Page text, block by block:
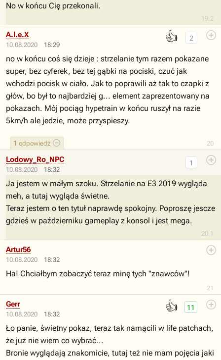
19.2
No w końcu Cię przekonali.
10.08.2020 18:29
👍
20
2
1 odpowiedź
A.l.e.X
no w końcu coś się dzieje : strzelanie tym razem pokazane
super, bez cyferek, bez tej gąbki na pociski, czuć jak
wchodzi pocisk w ciało. Jak to poprawili aż tak to czapki z
głów, bo był to najbardziej g... element zaprezentowany na
pokazach. Mój pociąg hypetrain w końcu ruszył na razie
5km/h ale jedzie, może przyspieszy.
10.08.2020 18:32
20.1
1
Lodowy_Ro_NPC
Ja jestem w małym szoku. Strzelanie na E3 2019 wygląda
meh, a tutaj wygląda świetne.
Teraz jestem o ten tytuł naprawdę spokojny. Poproszę jescze
gdzieś w październiku gameplay z konsol i jest mega.
10.08.2020 18:32
21
Artur56
Ha! Chciałbym zobaczyć teraz minę tych "znawców"!
10.08.2020 18:32
👍 11
Gerr
Ło panie, świetny pokaz, teraz tak namącili w life patchach,
że już nie wiem co wybrać...
Bronie wyglądają znakomicie, tutaj też nie mam pojęcia jaki